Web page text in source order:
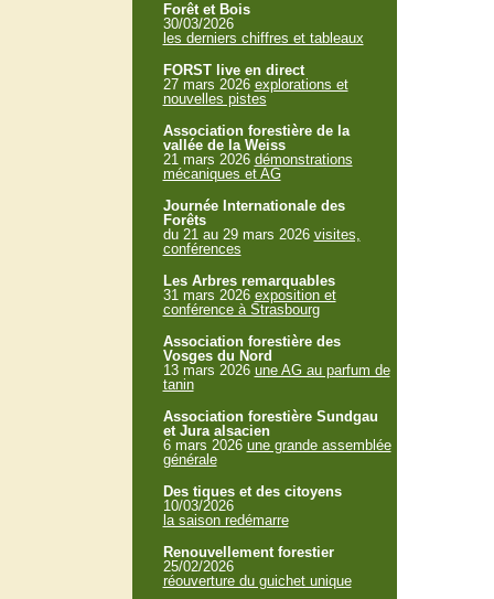
Forêt et Bois
30/03/2026
les derniers chiffres et tableaux
FORST live en direct
27 mars 2026 explorations et
nouvelles pistes
Association forestière de la
vallée de la Weiss
21 mars 2026 démonstrations
mécaniques et AG
Journée Internationale des
Forêts
du 21 au 29 mars 2026 visites,
conférences
Les Arbres remarquables
31 mars 2026 exposition et
conférence à Strasbourg
Association forestière des
Vosges du Nord
13 mars 2026 une AG au parfum de
tanin
Association forestière Sundgau
et Jura alsacien
6 mars 2026 une grande assemblée
générale
Des tiques et des citoyens
10/03/2026
la saison redémarre
Renouvellement forestier
25/02/2026
réouverture du guichet unique